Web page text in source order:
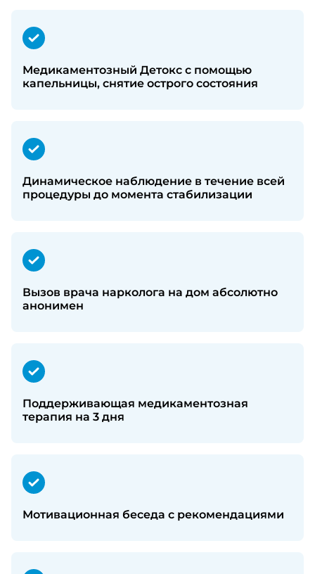
Медикаментозный Детокс с помощью
капельницы, снятие острого состояния
Динамическое наблюдение в течение всей
процедуры до момента стабилизации
Вызов врача нарколога на дом абсолютно
анонимен
Поддерживающая медикаментозная
терапия на 3 дня
Мотивационная беседа с рекомендациями